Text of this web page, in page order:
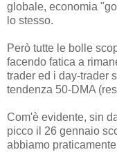
globale, economia
lo stesso.
Però tutte le bolle
facendo fatica a
trader ed i day-trader
tendenza 50-DMA
Com'è evidente, sin
picco il 26 gennaio
abbiamo